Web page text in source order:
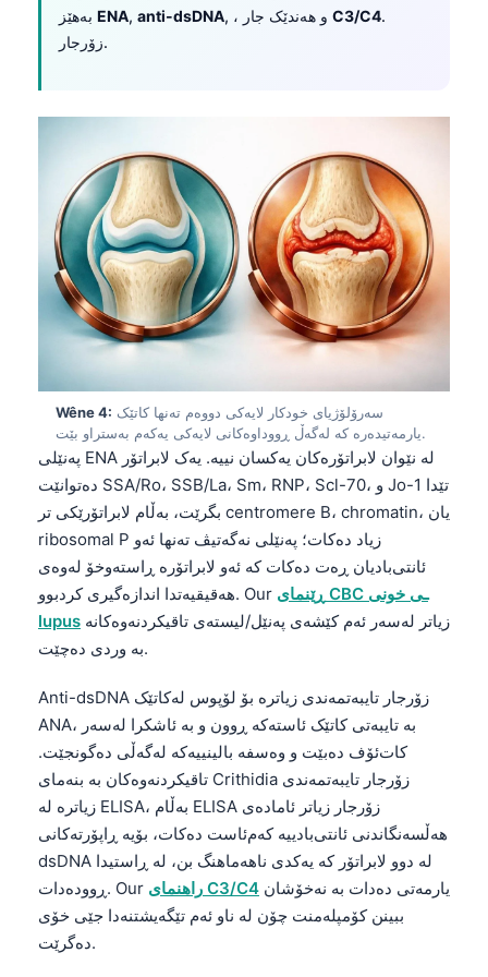
ENA, anti-dsDNA C3/C4.
زۆرجار.
Wêne 4:
یارمەتیدەرە کە لەگەڵ ڕووداوەکانی لایەکی یەکەم بەستراو بێت.
پەنێلی ENA لە نێوان لابراتۆرەکان یەکسان نییە. یەک لابراتۆر
دەتوانێت SSA/Ro، SSB/La، Sm، RNP، Scl-70، و Jo-1 تێدا
بگرێت، بەڵام لابراتۆرێکی تر centromere B، chromatin، یان
ribosomal P زیاد دەکات؛ پەنێلی نەگەتیڤ تەنها ئەو
ئانتی‌بادیان ڕەت دەکات کە ئەو لابراتۆرە ڕاستەوخۆ لەوەی
هەقیقیەتدا اندازه‌گیری کردبوو. Our ڕێنمای CBC ـی خونی
lupus
بە وردی دەچێت.
Anti-dsDNA زۆرجار تایبەتمەندی زیاترە بۆ لۆپوس لەکاتێک
ANA، بە تایبەتی کاتێک ئاستەکە ڕوون و بە ئاشکرا لەسەر
کات‌ئۆف دەبێت و وەسفە بالینییەکە لەگەڵی دەگونجێت.
تاقیکردنەوەکان بە بنەمای Crithidia زۆرجار تایبەتمەندی
زیاترە لە ELISA، بەڵام ELISA زۆرجار زیاتر ئامادەی
هەڵسەنگاندنی ئانتی‌بادییە کەم‌ئاست دەکات، بۆیە ڕاپۆرتەکانی
dsDNA لە دوو لابراتۆر کە یەکدی ناهەماهنگ بن، لە ڕاستیدا
ڕوودەدات. Our
راهنمای C3/C4
ببینن کۆمپلەمنت چۆن لە ناو ئەم تێگەیشتنەدا جێی خۆی
دەگرێت.